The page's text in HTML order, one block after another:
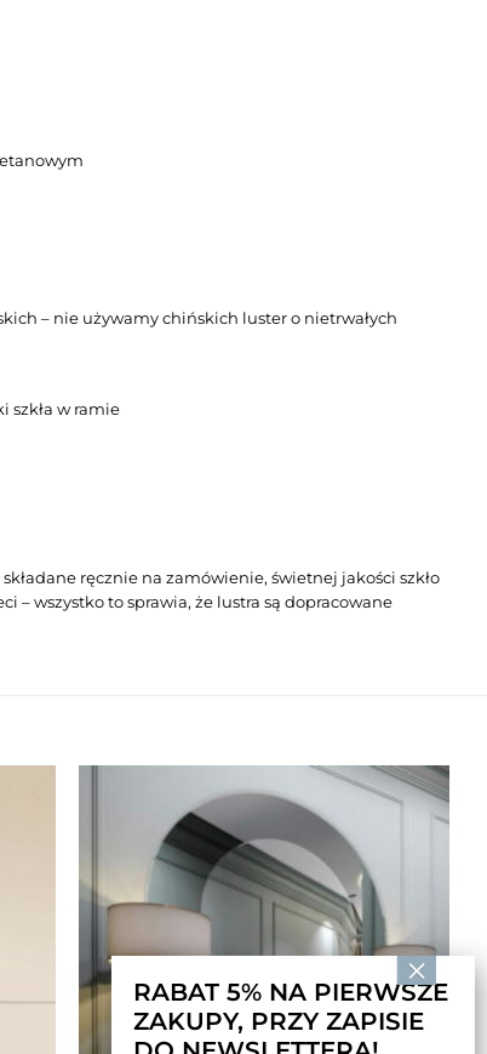
– nie używamy chińskich luster o nietrwałych
szkła w ramie
ręcznie na zamówienie, świetnej jakości szkło
wszystko to sprawia, że lustra są dopracowane
RABAT 5% NA PIERWSZE
ZAKUPY, PRZY ZAPISIE